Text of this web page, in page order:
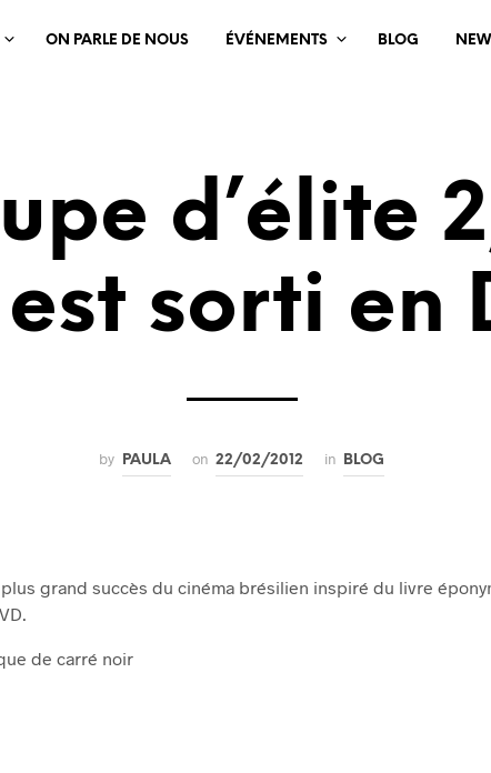
ON PARLE DE NOUS ÉVÉNEMENTS BLOG
d’élite
sorti en
by PAULA on 22/02/2012 in BLOG
plus grand succès du cinéma brésilien inspiré du livre
de carré noir